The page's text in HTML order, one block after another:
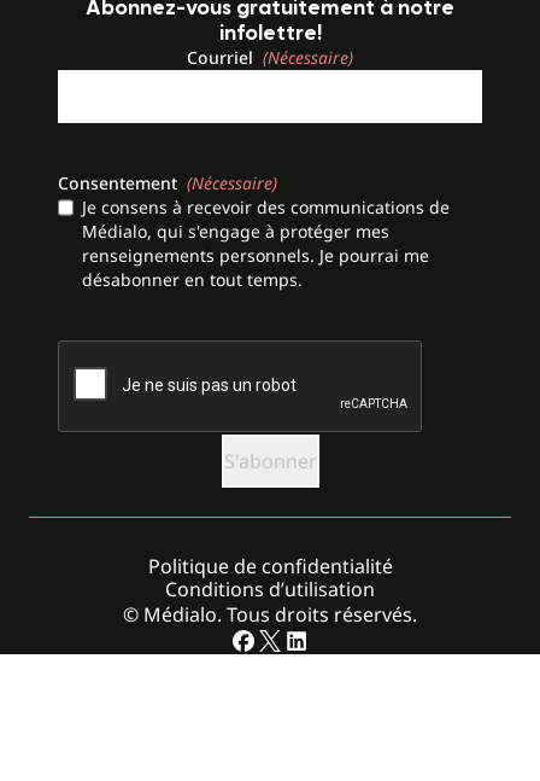
Abonnez-vous gratuitement à notre
infolettre!
Courriel (Nécessaire)
Consentement (Nécessaire)
Je consens à recevoir des communications de
Médialo, qui s'engage à protéger mes
renseignements personnels. Je pourrai me
désabonner en tout temps.
© Médialo. Tous droits réservés.
Politique de confidentialité
Conditions d’utilisation